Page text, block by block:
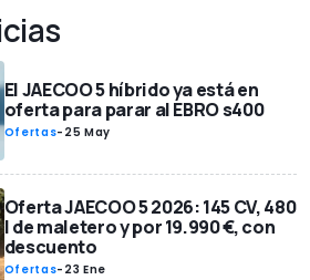
El JAECOO 5 híbrido ya está en
oferta para parar al EBRO s400
Ofertas- 25 May
Oferta JAECOO 5 2026: 145 CV, 480
l de maletero y por 19.990 €, con
descuento
Ofertas- 23 Ene